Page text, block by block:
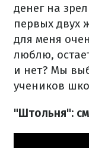
денег на
первых двух
для меня
люблю,
и нет? Мы
учеников
"Штольня":